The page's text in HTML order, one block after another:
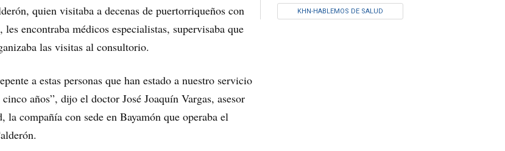
KHN-HABLEMOS DE SALUD
quien visitaba a decenas de puertorriqueños con
encontraba médicos especialistas, supervisaba que
las visitas al consultorio.
a estas personas que han estado a nuestro servicio
años”, dijo el doctor José Joaquín Vargas, asesor
compañía con sede en Bayamón que operaba el